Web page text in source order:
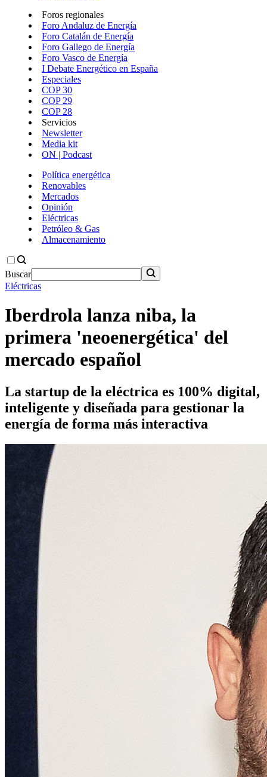
Foros regionales
Foro Andaluz de Energía
Foro Catalán de Energía
Foro Gallego de Energía
Foro Vasco de Energía
I Debate Energético en España
Especiales
COP 30
COP 29
COP 28
Servicios
Newsletter
Media kit
ON | Podcast
Política energética
Renovables
Mercados
Opinión
Eléctricas
Petróleo & Gas
Almacenamiento
Buscar
Eléctricas
Iberdrola lanza niba, la
primera 'neoenergética' del
mercado español
La startup de la eléctrica es 100% digital,
inteligente y diseñada para gestionar la
energía de forma más interactiva